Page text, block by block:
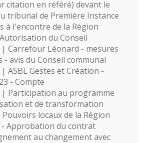
citation en référé) devant le
tribunal de Première Instance
à l'encontre de la Région
du Conseil
| Carrefour Léonard - mesures
- avis du Conseil communal
| ASBL Gestes et Création -
- Compte
| Participation au programme
et de transformation
locaux de la Région
Approbation du contrat
au changement avec